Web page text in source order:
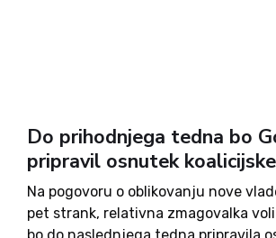
Do prihodnjega tedna bo
pripravil osnutek
Na pogovoru o oblikovanju nove
pet strank, relativna zmagovalka